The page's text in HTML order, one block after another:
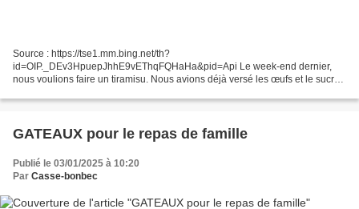
Source : https://tse1.mm.bing.net/th?
id=OIP._DEv3HpuepJhhE9vEThqFQHaHa&pid=Api Le week-end dernier,
nous voulions faire un tiramisu. Nous avions déjà versé les œufs et le sucre
mascarpone qui...
GATEAUX pour le repas de famille
Publié le 03/01/2025 à 10:20
Par Casse-bonbec